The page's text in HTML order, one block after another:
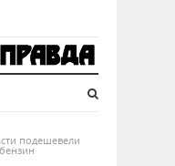
подешевели